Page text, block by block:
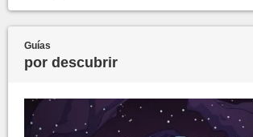
Guías
por descubrir